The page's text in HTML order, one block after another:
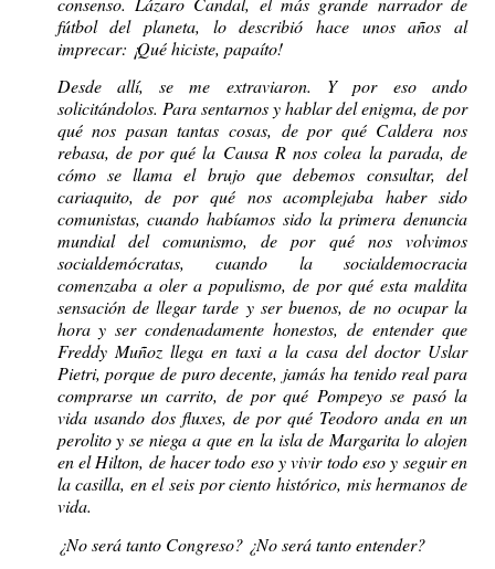
fútbol del planeta, lo describió hace unos años al
imprecar: ¡Qué hiciste, papaíto!
Desde allí, se me extraviaron. Y por eso ando
solicitándolos. Para sentarnos y hablar del enigma, de por
qué nos pasan tantas cosas, de por qué Caldera nos
rebasa, de por qué la Causa R nos colea la parada, de
cómo se llama el brujo que debemos consultar, del
cariaquito, de por qué nos acomplejaba haber sido
comunistas, cuando habíamos sido la primera denuncia
mundial del comunismo, de por qué nos volvimos
socialdemócratas, cuando la socialdemocracia
comenzaba a oler a populismo, de por qué esta maldita
sensación de llegar tarde y ser buenos, de no ocupar la
hora y ser condenadamente honestos, de entender que
Freddy Muñoz llega en taxi a la casa del doctor Uslar
Pietri, porque de puro decente, jamás ha tenido real para
comprarse un carrito, de por qué Pompeyo se pasó la
vida usando dos fluxes, de por qué Teodoro anda en un
perolito y se niega a que en la isla de Margarita lo alojen
en el Hilton, de hacer todo eso y vivir todo eso y seguir en
la casilla, en el seis por ciento histórico, mis hermanos de
vida.
¿No será tanto Congreso? ¿No será tanto entender?